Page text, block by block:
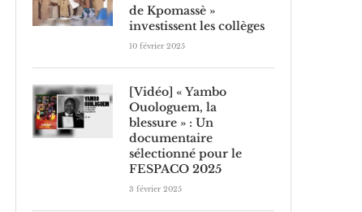
de Kpomassè »
investissent les collèges
10 février 2025
[Vidéo] « Yambo
Ouologuem, la
blessure » : Un
documentaire
sélectionné pour le
FESPACO 2025
3 février 2025